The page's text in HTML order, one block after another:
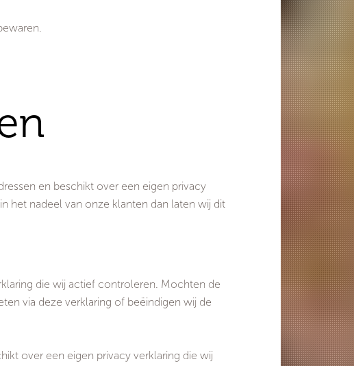
en beschikt over een eigen privacy
het nadeel van onze klanten dan laten wij dit
die wij actief controleren. Mochten de
via deze verklaring of beëindigen wij de
over een eigen privacy verklaring die wij